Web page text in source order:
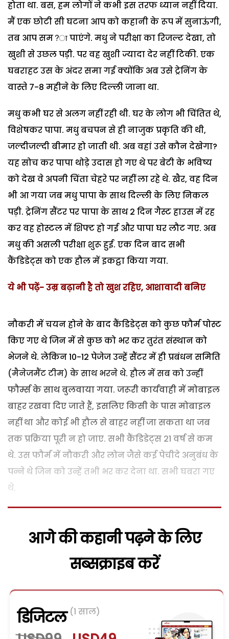
होता था. बस, हम लोगों ने कभी इस तरफ ध्यान नहीं दिया.
मैं एक छोटी सी घटना आप को कहानी के रूप में सुनाऊंगी,
तब आप सम?ा पाएंगे. मधु ने परीक्षा का रिजल्ट देखा, तो
खुशी से उछल पड़ी. पर वह खुशी ज्यादा देर नहीं टिकी. एक
घबराहट उस के अंदर समा गई क्योंकि अब उसे ट्रेनिंग के
वास्ते 7-8 महीने के लिए दिल्ली जाना था.
मधु कभी घर से अलग नहीं रही थी. घर के लोग भी चिंतित थे,
विशेषकर पापा. मधु बचपन से ही नाजुक प्रकृति की थी,
जल्दीजल्दी बीमार हो जाती थी. अब वहां उसे कौन देखेगा?
यह सोच कर पापा थोड़े उदास हो गए थे पर बेटी के भविष्य
को देख वे अपनी चिंता चेहरे पर नहीं ला रहे थे. खैर, वह दिन
भी आ गया जब मधु पापा के साथ दिल्ली के लिए निकल
पड़ी. ट्रेनिंग सैंटर पर पापा के साथ 2 दिन गैस्ट हाउस में रह
कर वह होस्टल में शिफ्ट हो गई और पापा घर लौट गए. अब
मधु की असली परीक्षा शुरू हुई. एक दिन बाद सभी
कैंडिडेट्स को एक हौल में इकट्ठा किया गया.
ये भी पढ़ें- उम्र बढ़ानी है तो खुश रहिए, आशावादी बनिए
नौकरी में चयन होने के बाद कैंडिडेट्स को कुछ फौर्म पोस्ट
किए गए थे जिन में से कुछ को भर कर तुरंत संस्थान को
भेजने थे. लेकिन 10-12 पेजेज उन्हें सैंटर में ही प्रबंधन समिति
(मैनेजमैंट टीम) के साथ भरने थे. हौल में सब को उन्हीं
फौर्म्स के साथ बुलवाया गया. जरूरी कार्यवाही में मोबाइल
बाहर रखवा दिए जाते हैं, इसलिए किसी के पास मोबाइल
नहीं था और कोई भी हौल से बाहर नहीं जा सकता था जब
तक प्रक्रिया पूरी न हो जाए. सभी कैंडिडेट्स 21 वर्ष से कम
थे. उस फौर्म में नौकरी और लोन जैसे कई पेचीदे अनुबंध के
पन्ने थे जिन को उन्हें तभी भर कर देना था. सभी घबरा गए
थे.
आगे की कहानी पढ़ने के लिए
सब्सक्राइब करें
डिजिटल (1 साल)